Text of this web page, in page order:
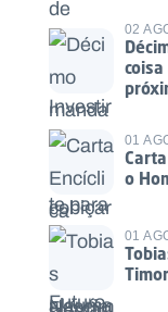
02
01
o
01